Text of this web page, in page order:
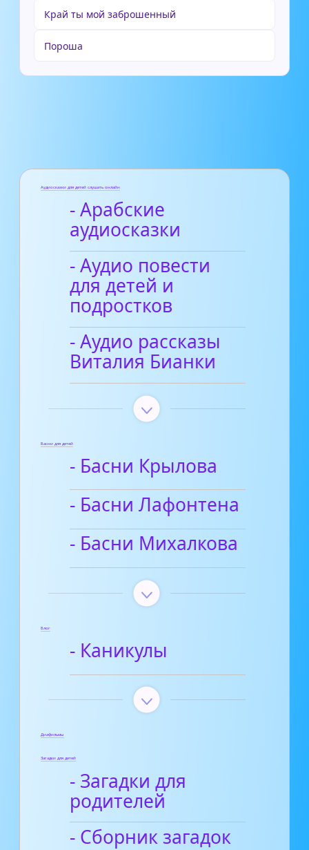
Край ты мой заброшенный
Пороша
Аудиосказки для детей слушать онлайн
- Арабские
аудиосказки
- Аудио повести
для детей и
подростков
- Аудио рассказы
Виталия Бианки
Басни для детей
- Басни Крылова
- Басни Лафонтена
- Басни Михалкова
Блог
- Каникулы
Диафильмы
Загадки для детей
- Загадки для
родителей
- Сборник загадок